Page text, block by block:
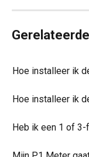
Hoe installeer ik
Hoe installeer ik
Heb ik een 1 of